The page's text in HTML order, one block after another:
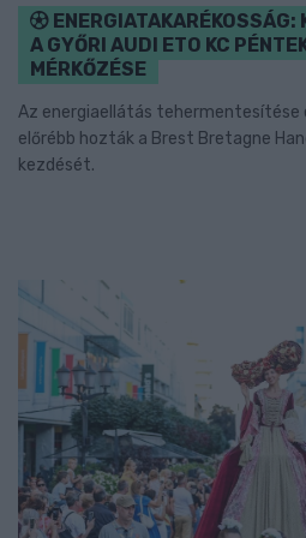
ENERGIATAKARÉKOSSÁG:
A GYŐRI AUDI ETO KC
MÉRKŐZÉSE
Az energiaellátás tehermentesítése
előrébb hozták a Brest Bretagne
kezdését.